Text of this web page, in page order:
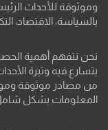
وموثوقة للأحداث
بالسياسة، الاقتصاد،
نحن نتفهم أهمية
يتسارع فيه وتيرة
من مصادر موثوقة
المعلومات بشكل شامل